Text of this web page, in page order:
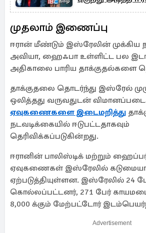
முதலாம் இணைப்பு
ஈரான் மீண்டும் இஸ்ரேலின்
அவியா, ஹைஃபா உள்ளிட்ட பல
அதிகாலை பாரிய தாக்குதல்களை
தாக்குதலை தொடர்ந்து இஸ்ரேல்
ஒலித்தது வருவதுடன்
ஏவுகணைகளை இடைமறித்து
நடவடிக்கையில் ஈடுபட்டதாகவும்
தெரிவிக்கப்படுகின்றது.
ஈரானின் பாலிஸ்டிக் மற்றும்
ஏவுகணைகள் இஸ்ரேலில்
ஏற்படுத்தியுள்ளன. இஸ்ரேலில் 24
கொல்லப்பட்டனர், 271 பேர்
8,000 க்கும் மேற்பட்டோர்
Advertisement